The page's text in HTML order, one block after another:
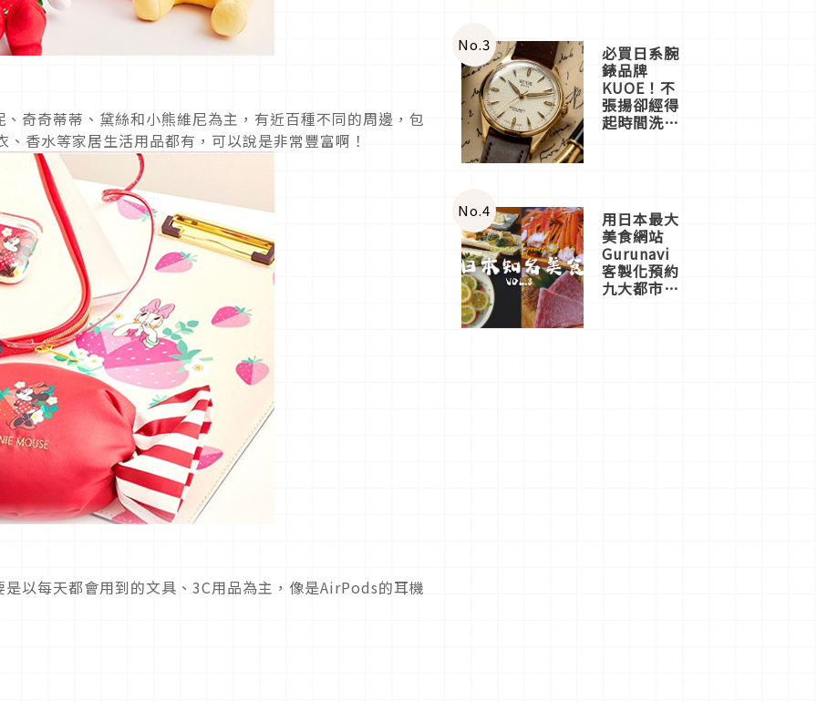
奇奇蒂蒂、黛絲和小熊維尼為主，有近百種不同的周邊，包
香水等家居生活用品都有，可以說是非常豐富啊！
以每天都會用到的文具、3C用品為主，像是AirPods的耳機
No.3 必買日系腕
錶品牌
KUOE！不
張揚卻經得
起時間洗鍊
No.4 用日本最大
美食網站
Gurunavi
客製化預約
九大都市餐